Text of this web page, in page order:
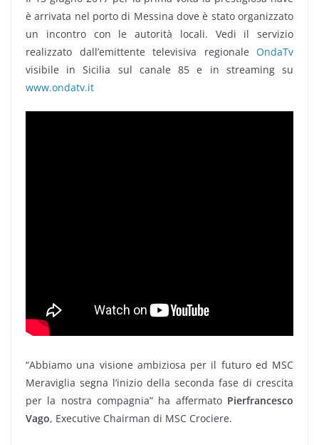
è arrivata nel porto di Messina dove è stato organizzato
un incontro con le autorità locali. Vedi il servizio
realizzato dall’emittente televisiva regionale OndaTv
visibile in Sicilia sul canale 85 e in streaming su
www.ondatv.it
“Abbiamo una visione ambiziosa per il futuro ed MSC
Meraviglia segna l’inizio della seconda fase di crescita
per la nostra compagnia” ha affermato Pierfrancesco
Vago, Executive Chairman di MSC Crociere.